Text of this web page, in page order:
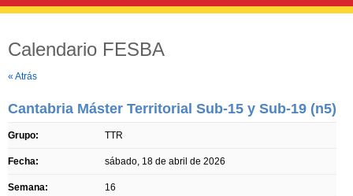
Calendario FESBA
« Atrás
Cantabria Máster Territorial Sub-15 y Sub-19 (n5)
Grupo: TTR
Fecha: sábado, 18 de abril de 2026
Semana: 16